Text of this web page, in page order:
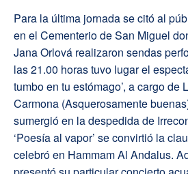
Para la última jornada se citó al
en el Cementerio de San Miguel
Jana Orlová realizaron sendas
las 21.00 horas tuvo lugar el
tumbo en tu estómago’, a cargo de
Carmona (Asquerosamente
sumergió en la despedida de
‘Poesía al vapor’ se convirtió la
celebró en Hammam Al Andalus.